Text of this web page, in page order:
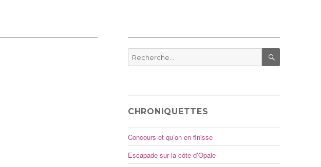
Recherche
pour
CHRONIQUETTES
Concours et qu’on en finisse
Escapade sur la côte d’Opale